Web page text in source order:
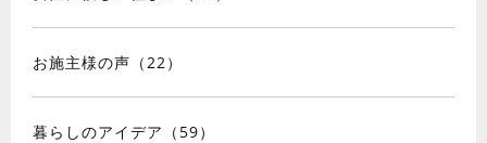
お施主様の声（22）
暮らしのアイデア（59）